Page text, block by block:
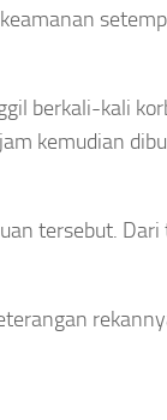
berkali-kali
kemudian
tersebut.